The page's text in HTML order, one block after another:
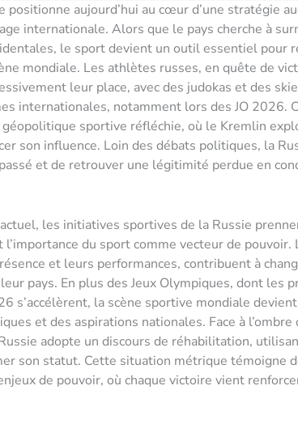
positionne aujourd’hui au cœur d’une stratégie
internationale. Alors que le pays cherche à
le sport devient un outil essentiel pour
mondiale. Les athlètes russes, en quête de
leur place, avec des judokas et des
internationales, notamment lors des JO 2026.
géopolitique sportive réfléchie, où le Kremlin
son influence. Loin des débats politiques, la
et de retrouver une légitimité perdue en
les initiatives sportives de la Russie
du sport comme vecteur de pouvoir.
et leurs performances, contribuent à
pays. En plus des Jeux Olympiques, dont les
s’accélèrent, la scène sportive mondiale
et des aspirations nationales. Face à
adopte un discours de réhabilitation,
son statut. Cette situation métrique témoigne
de pouvoir, où chaque victoire vient